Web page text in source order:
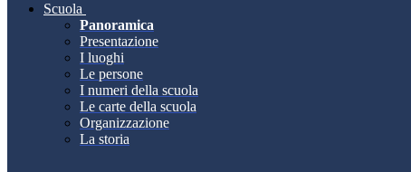
Scuola
Panoramica
Presentazione
I luoghi
Le persone
I numeri della scuola
Le carte della scuola
Organizzazione
La storia